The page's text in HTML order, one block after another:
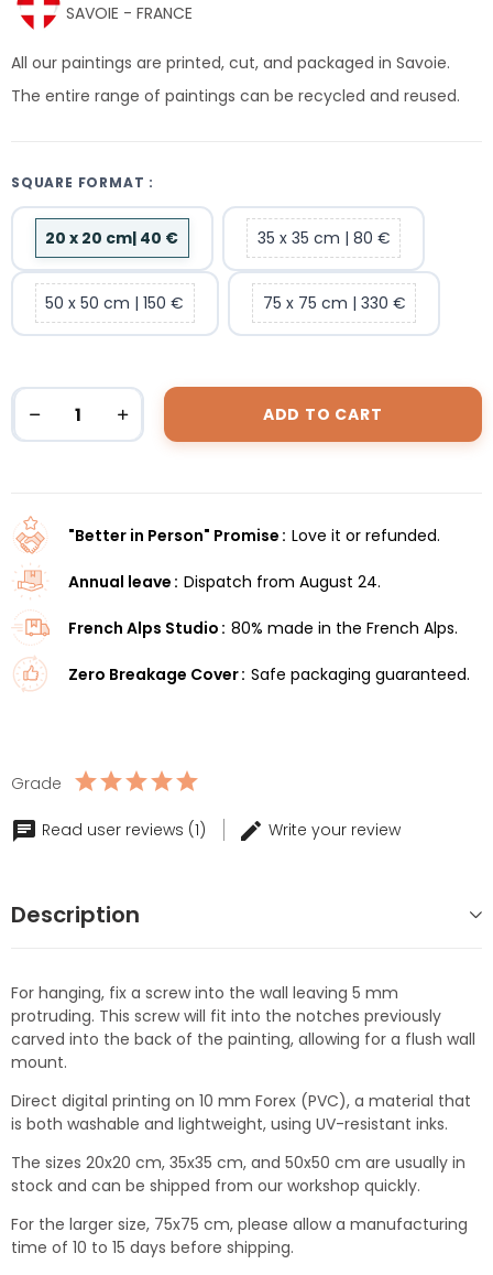
SAVOIE - FRANCE
All our paintings are printed, cut, and packaged in Savoie.
The entire range of paintings can be recycled and reused.
SQUARE FORMAT :
20 x 20 cm| 40 € 35 x 35 cm | 80 €
50 x 50 cm | 150 € 75 x 75 cm | 330 €
ADD TO CART
"Better in Person" Promise Love it or refunded.
Annual leave Dispatch from August 24.
French Alps Studio 80% made in the French Alps.
Zero Breakage Cover Safe packaging guaranteed.
Grade
Read user reviews (1) Write your review
Description
For hanging, fix a screw into the wall leaving 5 mm
protruding. This screw will fit into the notches previously
carved into the back of the painting, allowing for a flush wall
mount.
Direct digital printing on 10 mm Forex (PVC), a material that
is both washable and lightweight, using UV-resistant inks.
The sizes 20x20 cm, 35x35 cm, and 50x50 cm are usually in
stock and can be shipped from our workshop quickly.
For the larger size, 75x75 cm, please allow a manufacturing
time of 10 to 15 days before shipping.